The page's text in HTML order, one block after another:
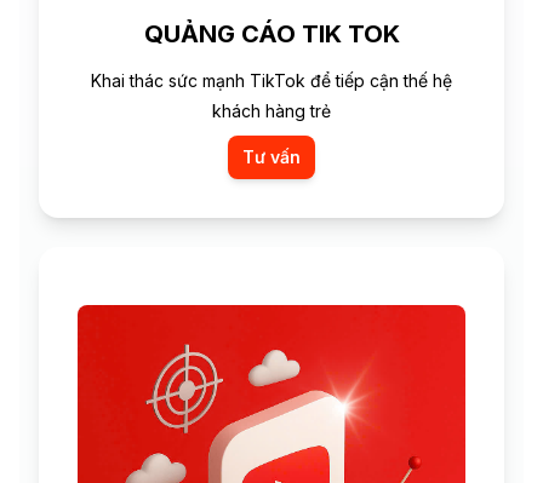
QUẢNG CÁO TIK TOK
Khai thác sức mạnh TikTok để tiếp cận thế hệ
khách hàng trẻ
Tư vấn